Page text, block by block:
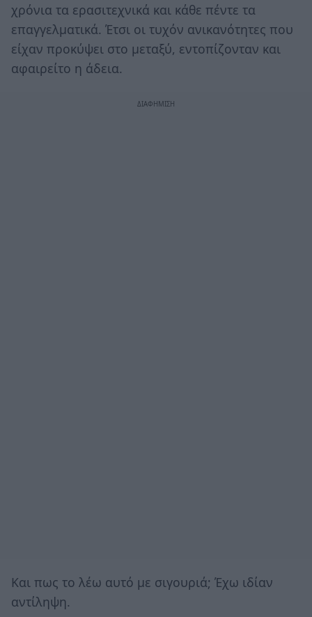
χρόνια τα ερασιτεχνικά και κάθε πέντε τα
επαγγελματικά. Έτσι οι τυχόν ανικανότητες που
είχαν προκύψει στο μεταξύ, εντοπίζονταν και
αφαιρείτο η άδεια.
Και πως το λέω αυτό με σιγουριά; Έχω ιδίαν
αντίληψη.